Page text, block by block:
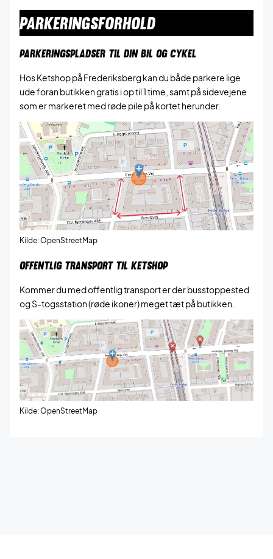
PARKERINGSFORHOLD
PARKERINGSPLADSER TIL DIN BIL OG CYKEL
Hos Ketshop på Frederiksberg kan du både parkere lige
ude foran butikken gratis i op til 1 time, samt på sidevejene
som er markeret med røde pile på kortet herunder.
Kilde:OpenStreetMap
OFFENTLIG TRANSPORT TIL KETSHOP
Kommer du med offentlig transport er der busstoppested
og S-togsstation (røde ikoner) meget tæt på butikken.
Kilde:OpenStreetMap